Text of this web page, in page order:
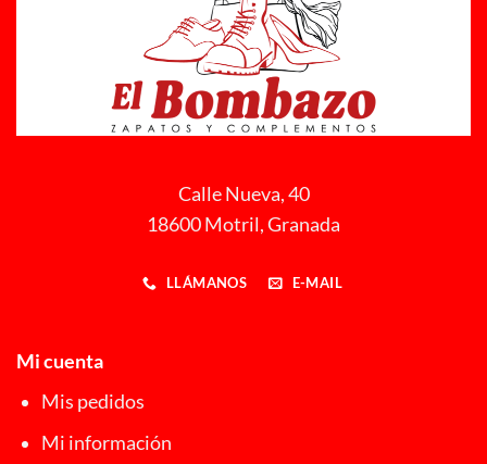
Calle Nueva, 40
18600 Motril, Granada
LLÁMANOS E-MAIL
Mi cuenta
Mis pedidos
Mi información